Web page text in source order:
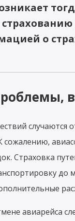
о
Страховка
до
авиарейса